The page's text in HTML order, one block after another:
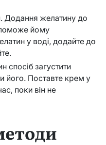
Додання желатину до
йому
у воді, додайте до
загустити
його. Поставте крем у
поки він не